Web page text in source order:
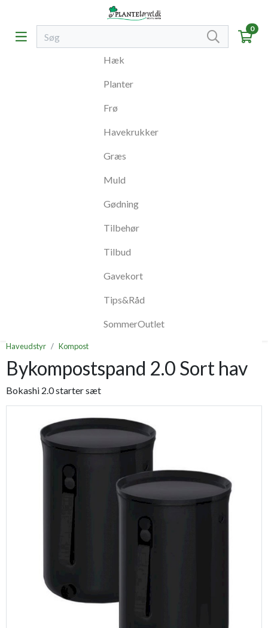
0
Hæk
Planter
Frø
Havekrukker
Græs
Muld
Gødning
Tilbehør
Tilbud
Gavekort
Tips&Råd
SommerOutlet
Haveudstyr Kompost
Bykompostspand 2.0 Sort hav
Bokashi 2.0 starter sæt